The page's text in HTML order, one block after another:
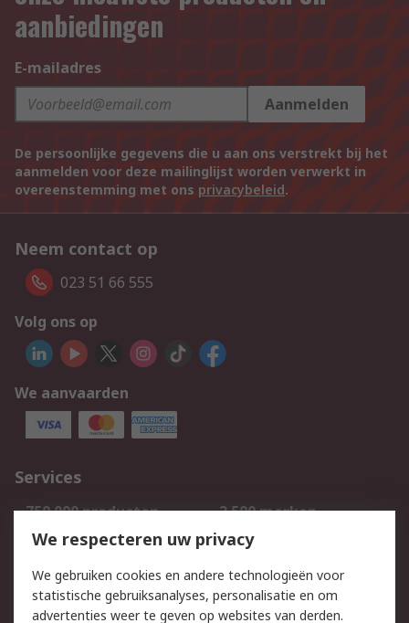
aanbiedingen
E-mailadres
Aanmelden
De persoonlijke gegevens die u aan ons verstrekt bij het
aanmelden voor deze mailinglijst worden verwerkt in
overeenstemming met ons privacybeleid.
Neem contact op
023 51 66 555
Volg ons op
We aanvaarden
Services
750.000 producten
2.500 merken
Bestellen
Inkoopoplossingen
Track & Trace
We respecteren uw privacy
We gebruiken cookies en andere technologieën voor
statistische gebruiksanalyses, personalisatie en om
advertenties weer te geven op websites van derden.